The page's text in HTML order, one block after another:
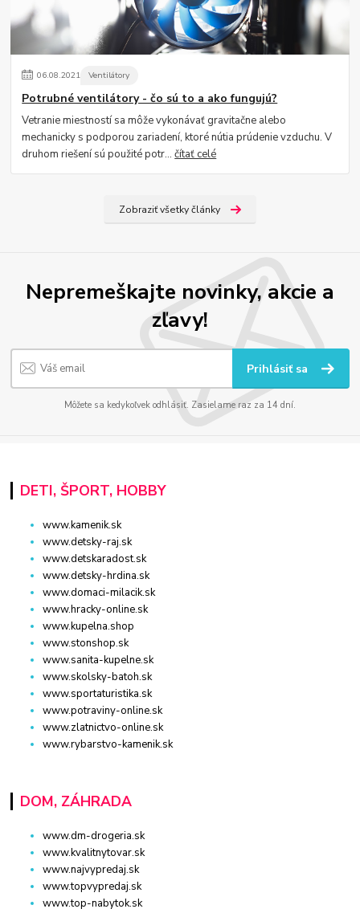
06.08.2021 Ventilátory
Potrubné ventilátory - čo sú to a ako fungujú?
Vetranie miestností sa môže vykonávať gravitačne alebo
mechanicky s podporou zariadení, ktoré nútia prúdenie vzduchu. V
druhom riešení sú použité potr...čítať celé
Zobraziť všetky články
Nepremeškajte novinky, akcie a
zľavy!
Prihlásiť sa
Môžete sa kedykoľvek odhlásiť. Zasielame raz za 14 dní.
DETI, ŠPORT, HOBBY
www.kamenik.sk
www.detsky-raj.sk
www.detskaradost.sk
www.detsky-hrdina.sk
www.domaci-milacik.sk
www.hracky-online.sk
www.kupelna.shop
www.stonshop.sk
www.sanita-kupelne.sk
www.skolsky-batoh.sk
www.sportaturistika.sk
www.potraviny-online.sk
www.zlatnictvo-online.sk
www.rybarstvo-kamenik.sk
DOM, ZÁHRADA
www.dm-drogeria.sk
www.kvalitnytovar.sk
www.najvypredaj.sk
www.topvypredaj.sk
www.top-nabytok.sk